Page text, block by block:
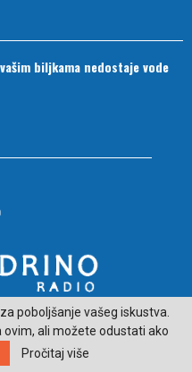
biljkama nedostaje vode
HERCEGOVINE - padrino.ba
poboljšanje vašeg iskustva.
ali možete odustati ako
Pročitaj više